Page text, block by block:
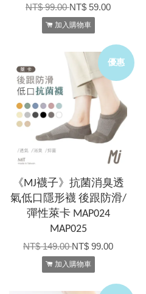
NT$ 99.00NT$ 59.00
加入購物車
優惠
《MJ襪子》抗菌消臭透
氣低口隱形襪 後跟防滑/
彈性萊卡 MAP024
MAP025
NT$ 149.00NT$ 99.00
加入購物車